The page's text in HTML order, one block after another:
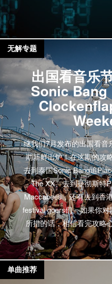
出国看音乐
Sonic Bang
继我们7月发布的出国看
期新鲜出炉！在这期的攻
去到泰国Sonic Bang追
The XX、去到曼彻斯特
Maccabees，还有去到香
festival goers们。如果你
所措的话，相信看完攻略
无解专题
单曲推荐